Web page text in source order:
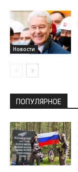
Новости
ПОПУЛЯРНОЕ